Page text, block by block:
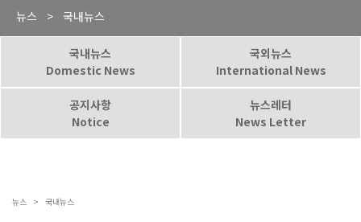
뉴스 > 국내뉴스
국내뉴스
Domestic News
국외뉴스
International News
공지사항
Notice
뉴스레터
News Letter
뉴스 > 국내뉴스